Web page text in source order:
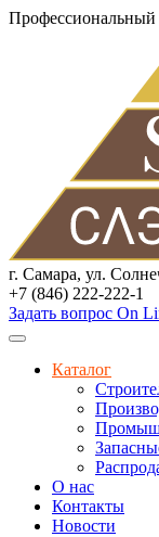
Профессиональный
г. Самара, ул.
+7 (846) 222-222-1
Задать вопрос On
Каталог
О нас
Контакты
Новости